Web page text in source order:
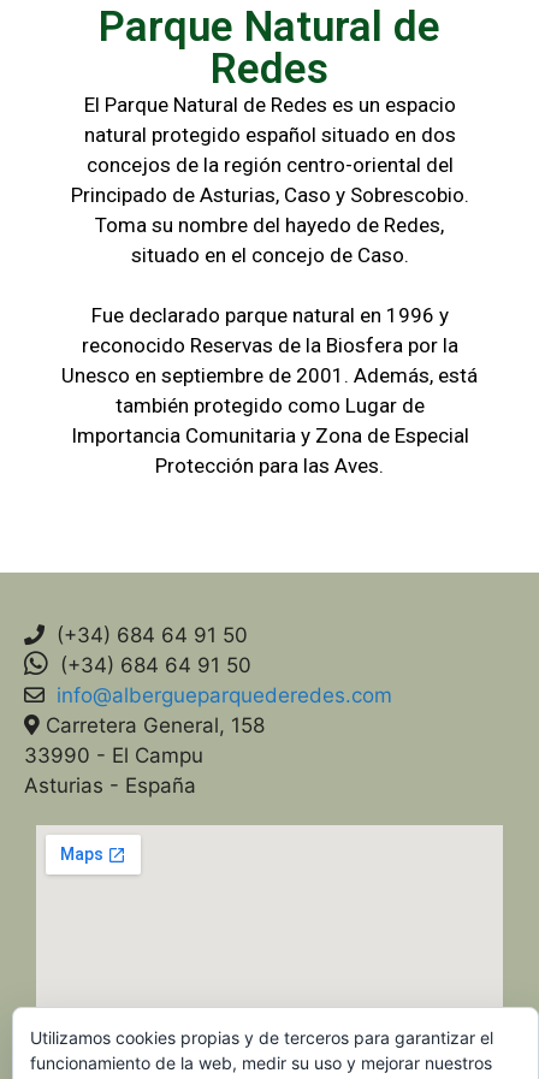
Parque Natural de
Redes
El Parque Natural de Redes es un espacio
natural protegido español situado en dos
concejos de la región centro-oriental del
Principado de Asturias, Caso y Sobrescobio.
Toma su nombre del hayedo de Redes,
situado en el concejo de Caso.
Fue declarado parque natural en 1996 y
reconocido Reservas de la Biosfera por la
Unesco en septiembre de 2001. Además, está
también protegido como Lugar de
Importancia Comunitaria y Zona de Especial
Protección para las Aves.
(+34) 684 64 91 50
(+34) 684 64 91 50
info@albergueparquederedes.com
Carretera General, 158
33990 - El Campu
Asturias - España
Utilizamos cookies propias y de terceros para garantizar el
funcionamiento de la web, medir su uso y mejorar nuestros